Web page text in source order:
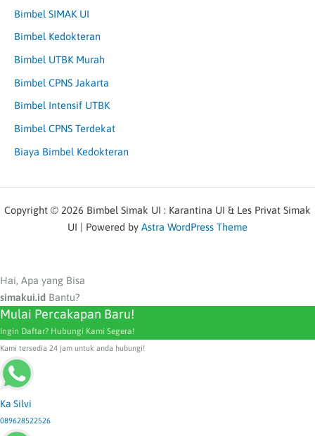
Bimbel SIMAK UI
Bimbel Kedokteran
Bimbel UTBK Murah
Bimbel CPNS Jakarta
Bimbel Intensif UTBK
Bimbel CPNS Terdekat
Biaya Bimbel Kedokteran
Copyright © 2026 Bimbel Simak UI : Karantina UI & Les Privat Simak
UI | Powered by Astra WordPress Theme
Hai, Apa yang Bisa
simakui.id Bantu?
Mulai Percakapan Baru!
Ingin Daftar? Hubungi Kami Segera!
Kami tersedia 24 jam untuk anda hubungi!
Ka Silvi
089628522526